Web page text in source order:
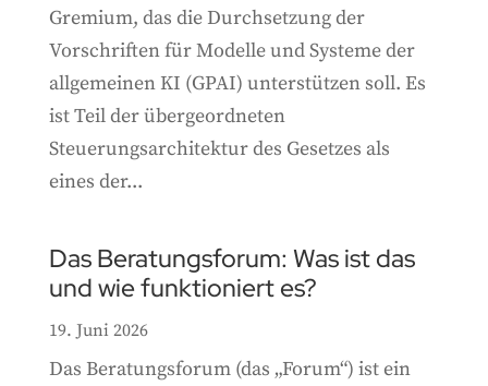
Gremium, das die Durchsetzung der
Vorschriften für Modelle und Systeme der
allgemeinen KI (GPAI) unterstützen soll. Es
ist Teil der übergeordneten
Steuerungsarchitektur des Gesetzes als
eines der...
Das Beratungsforum: Was ist das
und wie funktioniert es?
19. Juni 2026
Das Beratungsforum (das „Forum“) ist ein